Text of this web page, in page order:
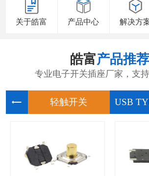
关于皓富 产品中心 解决方
皓富产品推荐
专业电子开关插座厂家，支
轻触开关 USB